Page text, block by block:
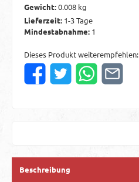
Gewicht:0.008 kg
Lieferzeit: 1-3 Tage
Mindestabnahme: 1
Dieses Produkt weiterempfehlen:
Beschreibung